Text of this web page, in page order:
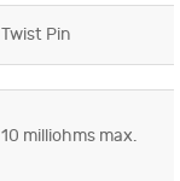
Twist Pin
10 milliohms max.